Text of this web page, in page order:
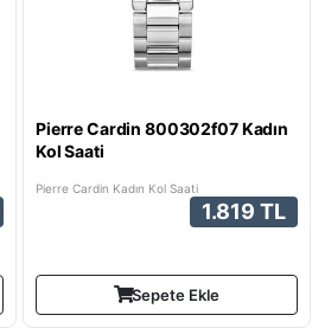
Pierre Cardin 800302f07 Kadın
Kol Saati
Pierre Cardin Kadın Kol Saati
1.819 TL
Sepete Ekle